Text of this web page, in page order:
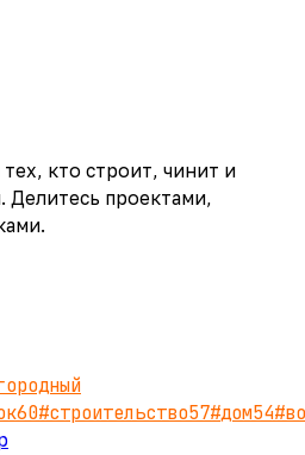
кто строит, чинит и
Делитесь проектами,
60#строительство57#дом54#